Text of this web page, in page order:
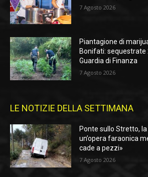
7 Agosto 2026
Piantagione di
Bonifati: sequestrate
Guardia di Finanza
7 Agosto 2026
LE NOTIZIE DELLA SETTIMANA
Ponte sullo Stretto,
un’opera faraonica
cade a pezzi»
7 Agosto 2026